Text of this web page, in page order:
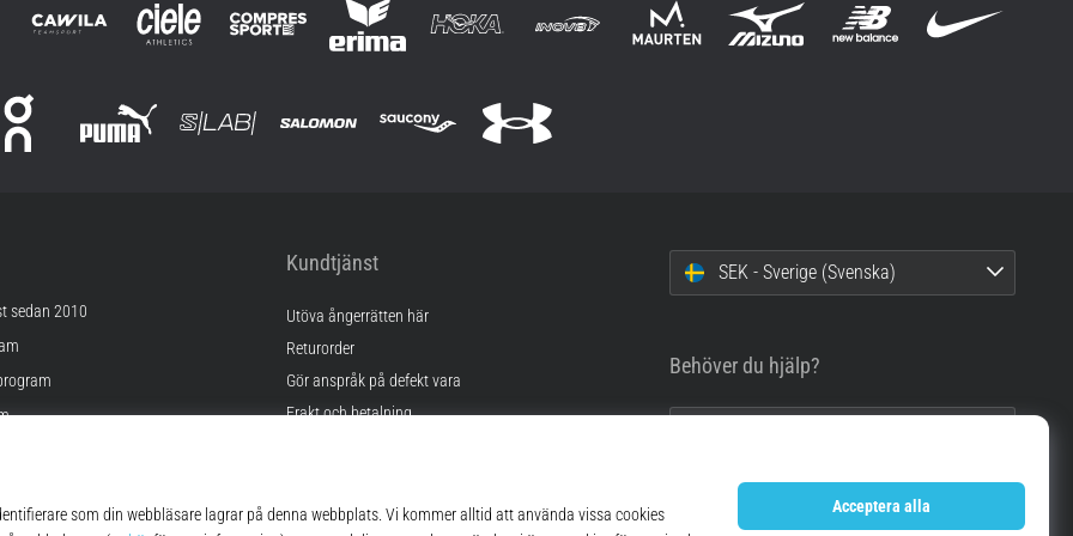
sedan 2010
Kundtjänst
Utöva ångerrätten här
Returorder
Gör anspråk på defekt vara
Frakt och betalning
FAQ
SEK - Sverige (Svenska)
Behöver du hjälp?